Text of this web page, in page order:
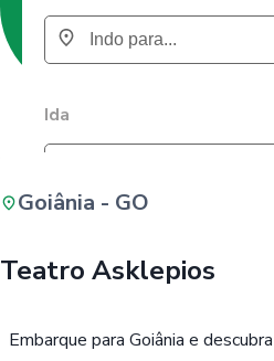
Ida
Goiânia - GO
Teatro Asklepios
Embarque para Goiânia e